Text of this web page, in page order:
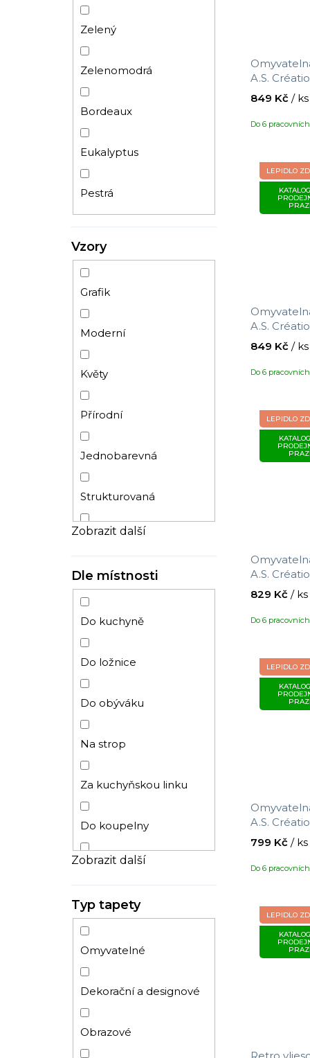
Zelený
Zelenomodrá
Bordeaux
Eukalyptus
Pestrá
Vzory
Grafik
Moderní
Květy
Přírodní
Jednobarevná
Strukturovaná
Pruhy
Beton
Listy
Stromy
Látka
Klasický
Anglické
3D
Dětský
Mramor
Ornamenty
Vintage
Ryby
Zobrazit další
Dle místnosti
Do kuchyně
Do ložnice
Do obýváku
Na strop
Za kuchyňskou linku
Do koupelny
Do dětského pokoje
Do předsíně
Do komerčních prostor
Chodba
Zobrazit další
Typ tapety
Omyvatelné
Dekorační a designové
Obrazové
A.S.
s motivem
10,05 x 0,53
Do 6
849 Kč / ks
LEPIDLO
A.S.
390754 s
velikost
Do 6
849 Kč / ks
LEPIDLO
A.S.
390763 s
10,05 x 0,53
Do 6
829 Kč / ks
LEPIDLO
A.S.
s motivem
Do 6
799 Kč / ks
LEPIDLO